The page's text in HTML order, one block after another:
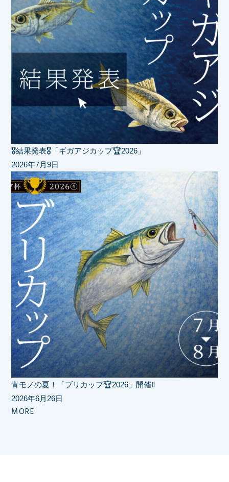
🎖️結果発表🎖️「ギガアジカップ🏆2026」
2026年7月9日
青モノの夏！「ブリカップ🏆2026」開催‼️
2026年6月26日
MORE